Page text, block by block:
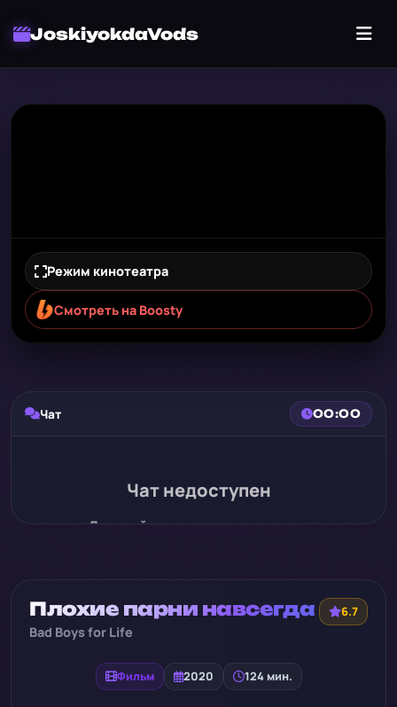
JoskiyokdaVods
Режим кинотеатра
Смотреть на Boosty
Чат 00:00
Чат недоступен
Для этой записи нет истории чата
Плохие парни навсегда
Bad Boys for Life
6.7
Фильм 2020 124 мин.